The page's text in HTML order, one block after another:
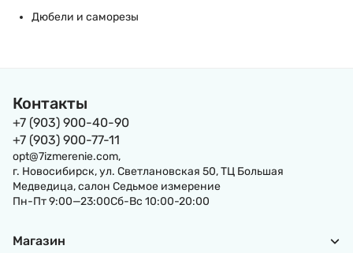
Дюбели и саморезы
Контакты
+7 (903) 900-40-90
+7 (903) 900-77-11
opt@7izmerenie.com,
г. Новосибирск, ул. Светлановская 50, ТЦ Большая
Медведица, салон Седьмое измерение
Пн-Пт 9:00—23:00Сб-Вс 10:00-20:00
Магазин